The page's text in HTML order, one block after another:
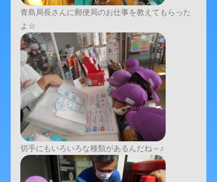
青島局長さんに郵便局のお仕事を教えてもらった
よ☆
切手にもいろいろな種類があるんだね～♪